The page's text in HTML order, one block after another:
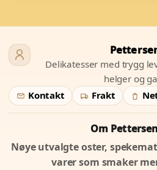
Delikatesser med trygg
helger og
Kontakt
Frakt
Om
Nøye utvalgte oster,
varer som smaker